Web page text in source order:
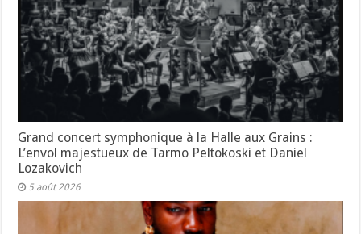
Grand concert symphonique à la Halle aux Grains :
L’envol majestueux de Tarmo Peltokoski et Daniel
Lozakovich
5 août 2026